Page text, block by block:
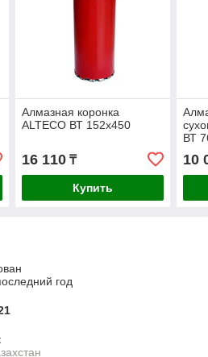
Алмазная коронка
ALTECO ВТ 152х450
16 110₸
Купить
ВТ
10
год